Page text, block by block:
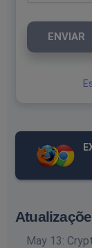
ENVIAR
May 13: